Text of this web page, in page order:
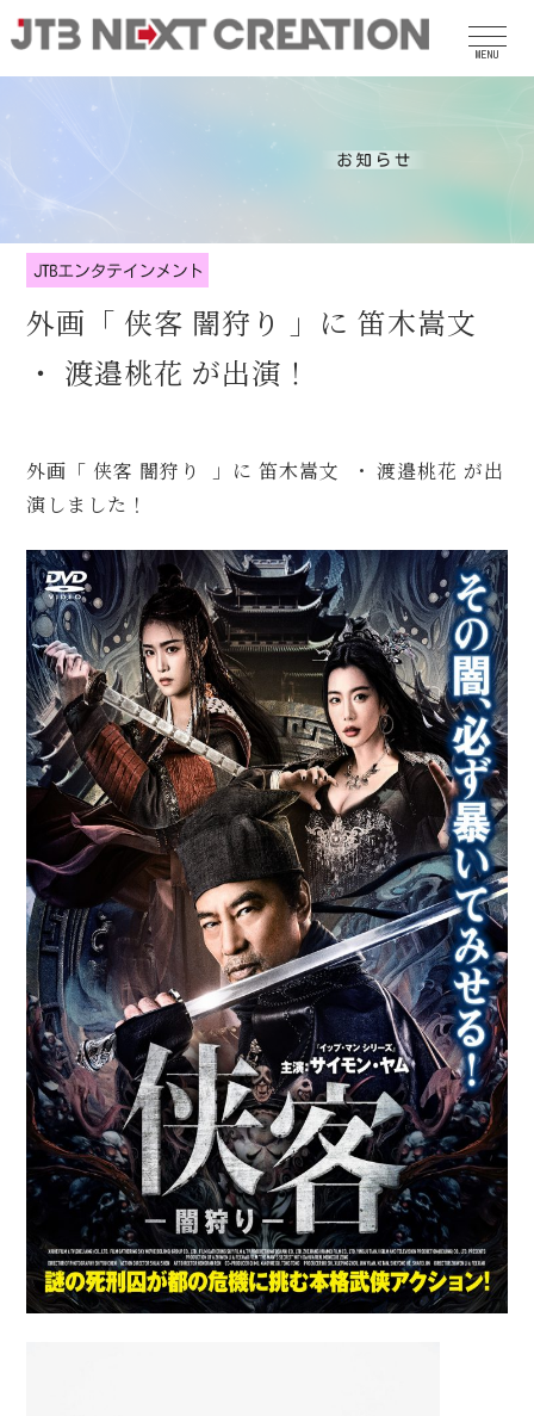
MENU
外画「 侠客 闇狩り 」に 笛木嵩文
・ 渡邉桃花 が出演！
外画「 侠客 闇狩り 」に 笛木嵩文 ・ 渡邉桃花 が出
演しました！